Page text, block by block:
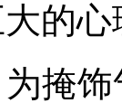
的
掩